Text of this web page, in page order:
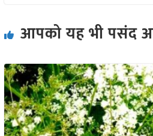
आपको यह भी पसंद